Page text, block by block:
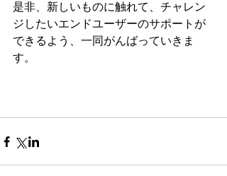
是非、新しいものに触れて、チャレン
ジしたいエンドユーザーのサポートが
できるよう、一同がんばっていきま
す。